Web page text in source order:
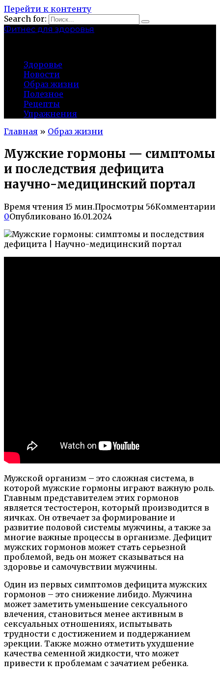
Перейти к контенту
Search for:
Фитнес для здоровья
Здоровье
Новости
Образ жизни
Полезное
Рецепты
Упражнения
Главная » Образ жизни
Мужские гормоны — симптомы
и последствия дефицита
научно-медицинский портал
Время чтения 15 мин.Просмотры 56Комментарии
0Опубликовано 16.01.2024
Мужской организм – это сложная система, в
которой мужские гормоны играют важную роль.
Главным представителем этих гормонов
является тестостерон, который производится в
яичках. Он отвечает за формирование и
развитие половой системы мужчины, а также за
многие важные процессы в организме. Дефицит
мужских гормонов может стать серьезной
проблемой, ведь он может сказываться на
здоровье и самочувствии мужчины.
Один из первых симптомов дефицита мужских
гормонов – это снижение либидо. Мужчина
может заметить уменьшение сексуального
влечения, становиться менее активным в
сексуальных отношениях, испытывать
трудности с достижением и поддержанием
эрекции. Также можно отметить ухудшение
качества семенной жидкости, что может
привести к проблемам с зачатием ребенка.